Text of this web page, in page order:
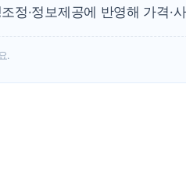
정·정보제공에 반영해 가격·
.